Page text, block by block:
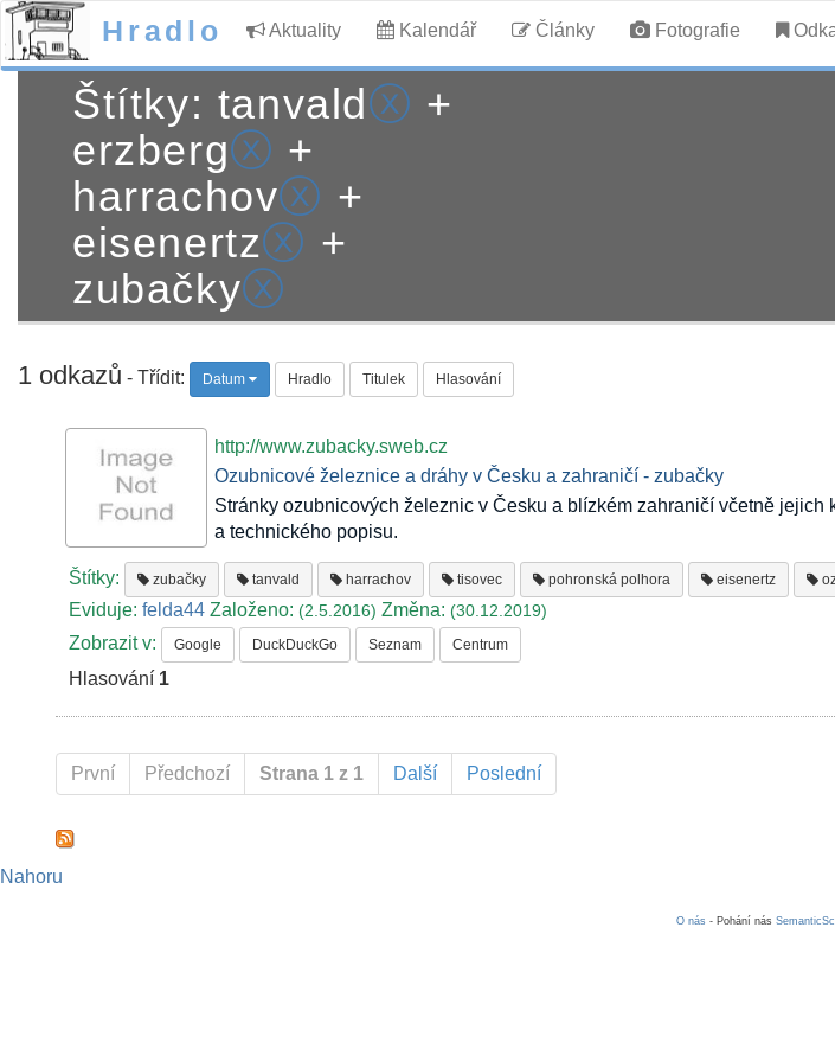
Hradlo Aktuality Kalendář Články Fotografie
Štítky: tanvaldⓧ +
erzbergⓧ +
harrachovⓧ +
eisenertzⓧ +
zubačkyⓧ
1 odkazů - Třídit: Datum Hradlo Titulek Hlasování
http://www.zubacky.sweb.cz
Ozubnicové železnice a dráhy v Česku a zahraničí - zubačky
Stránky ozubnicových železnic v Česku a blízkém zahraničí včetně jejich
a technického popisu.
Štítky: zubačky tanvald harrachov tisovec pohronská polhora eisenertz
Eviduje:felda44 Založeno:(2.5.2016)Změna:(30.12.2019)
Zobrazit v: Google DuckDuckGo Seznam Centrum
Hlasování 1
První Předchozí Strana 1 z 1 Další Poslední
Nahoru
O nás - Pohání nás